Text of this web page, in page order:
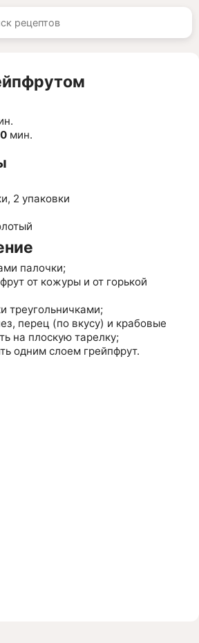
мин.
2 упаковки
палочки;
от кожуры и от горькой
треугольничками;
перец (по вкусу) и крабовые
на плоскую тарелку;
одним слоем грейпфрут.